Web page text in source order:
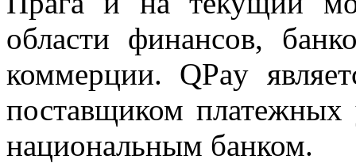
области финансов,
коммерции. QPay
поставщиком
национальным банком.